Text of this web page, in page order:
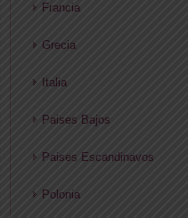
Francia
Grecia
Italia
Paises Bajos
Paises Escandinavos
Polonia